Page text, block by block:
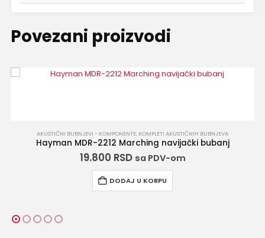
Povezani proizvodi
AKUSTIČNIH BUBNJEVA
navijački bubanj
KOMPLETI AKUSTIČNIH
Pearl CRB504P/C Crystal
200.280